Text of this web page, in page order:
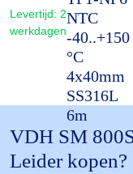
Levertijd: 2
werkdagen
NTC
-40..+150
°C
4x40mm
SS316L
6m
VDH SM
Leider kopen?